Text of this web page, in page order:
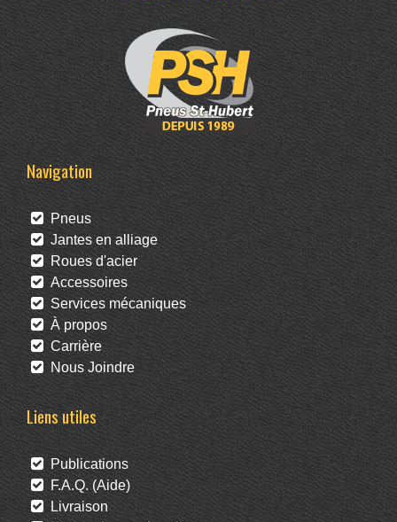
Navigation
Pneus
Jantes en alliage
Roues d'acier
Accessoires
Services mécaniques
À propos
Carrière
Nous Joindre
Liens utiles
Publications
F.A.Q. (Aide)
Livraison